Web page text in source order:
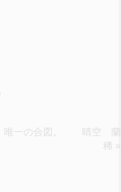
唯一の合図。 晴空 蘭
稀 »